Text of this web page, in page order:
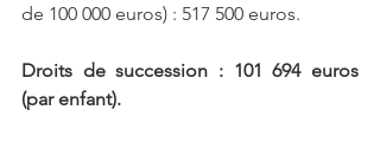
de 100 000 euros) : 517 500 euros.
Droits de succession : 101 694 euros
(par enfant).